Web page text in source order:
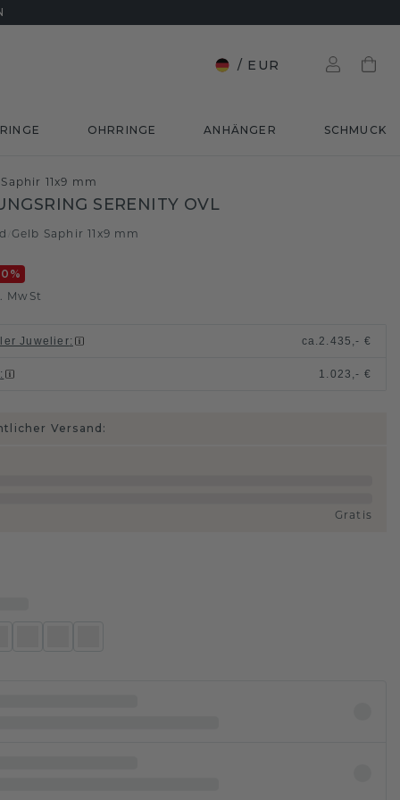
/ EUR
OHRRINGE ANHÄNGER SCHMUCK
11x9 mm
SERENITY OVL
Gelb Saphir 11x9 mm
%
MwSt
Juwelier: ca.2.435,- €
: 1.023,- €
Versand:
Gratis